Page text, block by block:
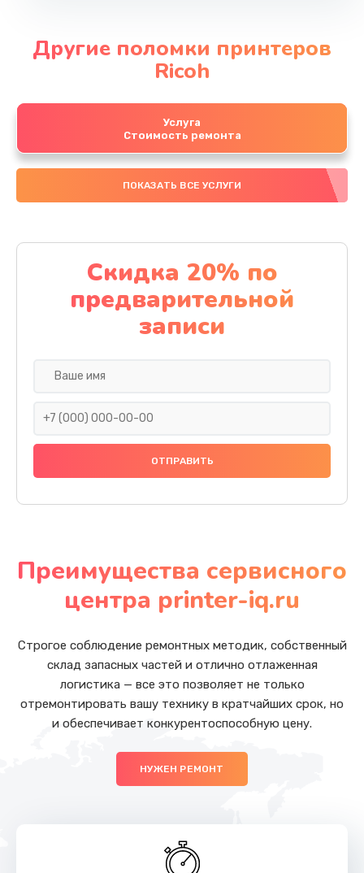
Другие поломки принтеров
Ricoh
Услуга
Стоимость ремонта
ПОКАЗАТЬ ВСЕ УСЛУГИ
Скидка 20% по
предварительной
записи
Преимущества сервисного
центра printer-iq.ru
Строгое соблюдение ремонтных методик, собственный
склад запасных частей и отлично отлаженная
логистика — все это позволяет не только
отремонтировать вашу технику в кратчайших срок, но
и обеспечивает конкурентоспособную цену.
НУЖЕН РЕМОНТ